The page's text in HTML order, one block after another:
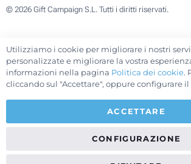
© 2026 Gift Campaign S.L. Tutti i diritti riservati.
Utilizziamo i cookie per migliorare i nostri
personalizzate e migliorare la vostra
informazioni nella pagina Politica dei cookie.
cliccando sul "Accettare", oppure configurare
ACCETTARE
CONFIGURAZIONE